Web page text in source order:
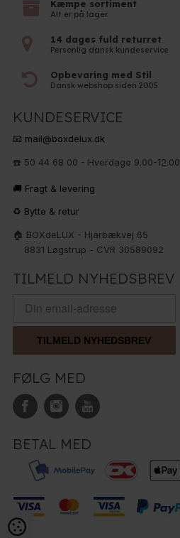
Kæmpe sortiment
Alt er på lager
14 dages fuld returret
Personlig dansk kundeservice
Opbevaring med Stil
Dansk webshop siden 2005
KUNDESERVICE
📧 mail@boxdelux.dk
☎️ 50 44 68 00 - Hverdage 9.00-12.00
🚚 Fragt & levering
♻️ Bytte & retur
🏠 BOXdeLUX - Hjarbækvej 65
8831 Løgstrup - CVR 30589092
TILMELD NYHEDSBREV
TILMELD NYHEDSBREV
FØLG MED
BETAL MED